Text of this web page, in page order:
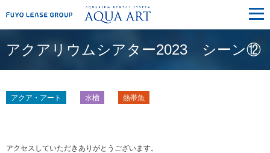
メ
ニ
ュ
ー
アクアリウムシアター2023 シーン⑫
アクア・アート 水槽 熱帯魚
アクセスしていただきありがとうございます。